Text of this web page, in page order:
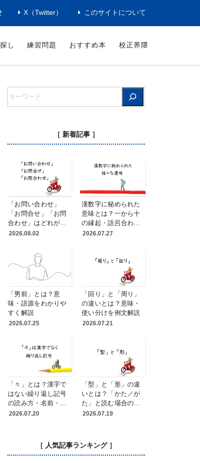
X（Twitter） このサイトについて
し 練習問題 おすすめ本 校正界隈
［ 新着記事 ］
「お問い合わせ」
「お問合せ」「お問
合わせ」はどれが正
しい？送り仮名と表
2026.08.02
漢数字に秘められた
意味とは？一から十
の縁起・語呂合わ
せ・読み方を変える
2026.07.27
「男前」とは？意
味・語源をわかりや
すく解説
2026.07.25
「回り」と「周り」
の違いとは？意味・
使い分けを例文解説
2026.07.21
「々」とは？漢字で
はない繰り返し記号
の読み方・名前・使
い方を解説
2026.07.20
「型」と「形」の違
いとは？「かた／が
た」と読む場合の使
い分けを例文解説
2026.07.19
［ 人気記事ランキング ］